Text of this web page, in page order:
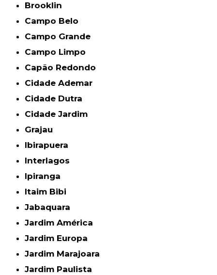
Brooklin
Campo Belo
Campo Grande
Campo Limpo
Capão Redondo
Cidade Ademar
Cidade Dutra
Cidade Jardim
Grajau
Ibirapuera
Interlagos
Ipiranga
Itaim Bibi
Jabaquara
Jardim América
Jardim Europa
Jardim Marajoara
Jardim Paulista